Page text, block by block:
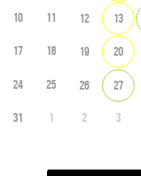
10 11 12 13
17 18 19 20
24 25 26 27
31 1 2 3